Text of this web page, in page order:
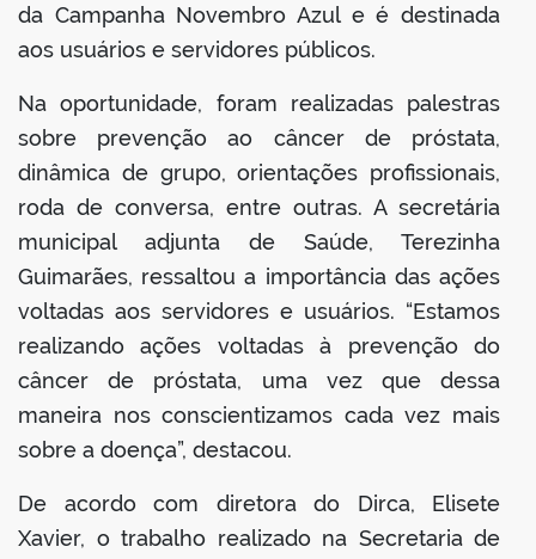
da Campanha Novembro Azul e é destinada
aos usuários e servidores públicos.
Na oportunidade, foram realizadas palestras
sobre prevenção ao câncer de próstata,
dinâmica de grupo, orientações profissionais,
roda de conversa, entre outras. A secretária
municipal adjunta de Saúde, Terezinha
Guimarães, ressaltou a importância das ações
voltadas aos servidores e usuários. “Estamos
realizando ações voltadas à prevenção do
câncer de próstata, uma vez que dessa
maneira nos conscientizamos cada vez mais
sobre a doença”, destacou.
De acordo com diretora do Dirca, Elisete
Xavier, o trabalho realizado na Secretaria de